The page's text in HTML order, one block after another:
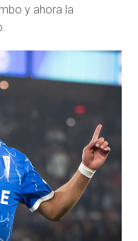
y ahora la